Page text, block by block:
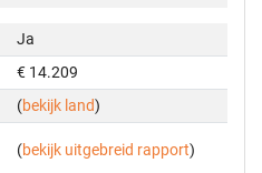
Ja
€ 14.209
(bekijk land)
(bekijk uitgebreid rapport)